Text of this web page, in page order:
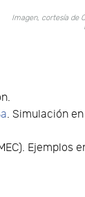
Imagen, cortesía de
. Simulación
Ejemplos